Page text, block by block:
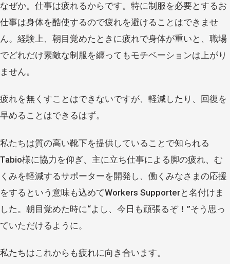
なぜか。仕事は疲れるからです。特に制服を必要とするお
仕事は身体を酷使するので疲れを避けることはできませ
ん。経験上、朝目覚めたときに疲れで身体が重いと、職場
でどれだけ素敵な制服を纏ってもモチベーションは上がり
ません。
疲れを無くすことはできないですが、軽減したり、回復を
早めることはできるはず。
私たちは質の高い靴下を提供していることで知られる
Tabio様に協力を仰ぎ、主に立ち仕事による脚の疲れ、む
くみを軽減するサポーターを開発し、働くみなさまの応援
をするという意味も込めてWorkers Supporterと名付けま
した。朝目覚めた時に“よし、今日も頑張るぞ！”そう思っ
ていただけるように。
私たちはこれからも疲れに向き合います。